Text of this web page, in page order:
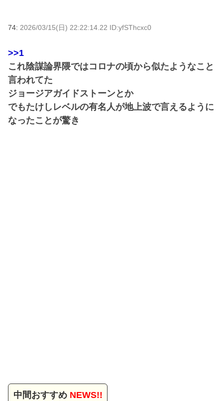
74: 2026/03/15(日) 22:22:14.22 ID:yfSThcxc0
>>1
これ陰謀論界隈ではコロナの頃から似たようなこと
言われてた
ジョージアガイドストーンとか
でもたけしレベルの有名人が地上波で言えるように
なったことが驚き
中間おすすめNEWS!!